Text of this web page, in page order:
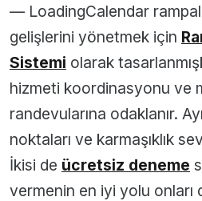
— LoadingCalendar
gelişlerini yönetmek için
Sistemi olarak
hizmeti koordinasyonu ve
randevularına odaklanır.
noktaları ve karmaşıklık
İkisi de ücretsiz deneme
vermenin en iyi yolu onları